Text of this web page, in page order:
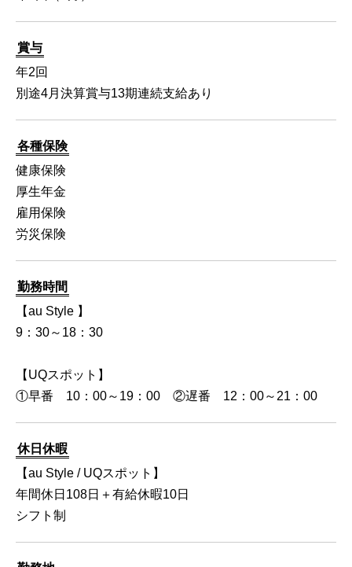
賞与
年2回
別途4月決算賞与13期連続支給あり
各種保険
健康保険
厚生年金
雇用保険
労災保険
勤務時間
【au Style 】
9：30～18：30
【UQスポット】
①早番 10：00～19：00 ②遅番 12：00～21：00
休日休暇
【au Style / UQスポット】
年間休日108日＋有給休暇10日
シフト制